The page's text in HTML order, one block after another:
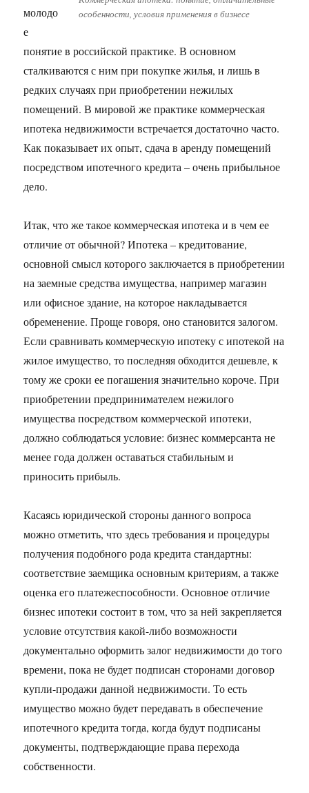
особенности, условия применения в бизнесе
молодо
е
понятие в российской практике. В основном
сталкиваются с ним при покупке жилья, и лишь в
редких случаях при приобретении нежилых
помещений. В мировой же практике коммерческая
ипотека недвижимости встречается достаточно часто.
Как показывает их опыт, сдача в аренду помещений
посредством ипотечного кредита – очень прибыльное
дело.
Итак, что же такое коммерческая ипотека и в чем ее
отличие от обычной? Ипотека – кредитование,
основной смысл которого заключается в приобретении
на заемные средства имущества, например магазин
или офисное здание, на которое накладывается
обременение. Проще говоря, оно становится залогом.
Если сравнивать коммерческую ипотеку с ипотекой на
жилое имущество, то последняя обходится дешевле, к
тому же сроки ее погашения значительно короче. При
приобретении предпринимателем нежилого
имущества посредством коммерческой ипотеки,
должно соблюдаться условие: бизнес коммерсанта не
менее года должен оставаться стабильным и
приносить прибыль.
Касаясь юридической стороны данного вопроса
можно отметить, что здесь требования и процедуры
получения подобного рода кредита стандартны:
соответствие заемщика основным критериям, а также
оценка его платежеспособности. Основное отличие
бизнес ипотеки состоит в том, что за ней закрепляется
условие отсутствия какой-либо возможности
документально оформить залог недвижимости до того
времени, пока не будет подписан сторонами договор
купли-продажи данной недвижимости. То есть
имущество можно будет передавать в обеспечение
ипотечного кредита тогда, когда будут подписаны
документы, подтверждающие права перехода
собственности.